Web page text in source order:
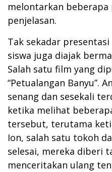
melontarkan beberapa
penjelasan.
Tak sekadar
siswa juga diajak
Salah satu film yang
“Petualangan Banyu”.
senang dan sesekali
ketika melihat
tersebut, terutama
Ion, salah satu tokoh
selesai, mereka diberi
menceritakan ulang